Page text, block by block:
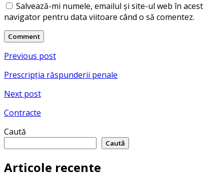
Salvează-mi numele, emailul și site-ul web în acest
navigator pentru data viitoare când o să comentez.
Navigare
în
articole
Previous post
Prescripţia răspunderii penale
Next post
Contracte
Caută
Caută
Articole recente